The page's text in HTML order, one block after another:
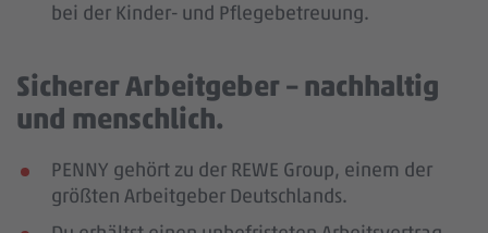
bei der Kinder- und Pflegebetreuung.
Sicherer Arbeitgeber – nachhaltig
und menschlich.
PENNY gehört zu der REWE Group, einem der
größten Arbeitgeber Deutschlands.